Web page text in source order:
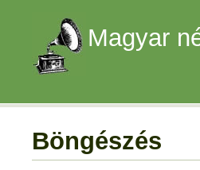
Magyar
Böngészés